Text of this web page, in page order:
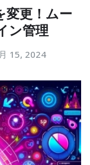
変更！ムー
ン管理
15, 2024